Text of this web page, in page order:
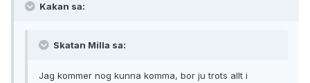
Kakan sa:
Skatan Milla sa:
Jag kommer nog kunna komma, bor ju trots allt i